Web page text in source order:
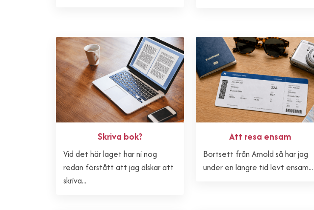
Skriva bok?
Vid det här laget har ni nog
redan förstått att jag älskar att
skriva...
Att resa ensam
Bortsett från Arnold så har jag
under en längre tid levt ensam...